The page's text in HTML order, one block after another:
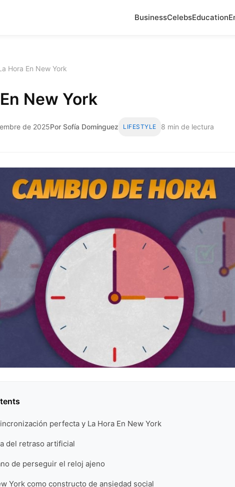
BusinessCelebsEducation
Hora En New York
New York
de 2025Por Sofía Domínguez LIFESTYLE 8 min de lectura
perfecta y La Hora En New York
del retraso artificial
de perseguir el reloj ajeno
York como constructo de ansiedad social